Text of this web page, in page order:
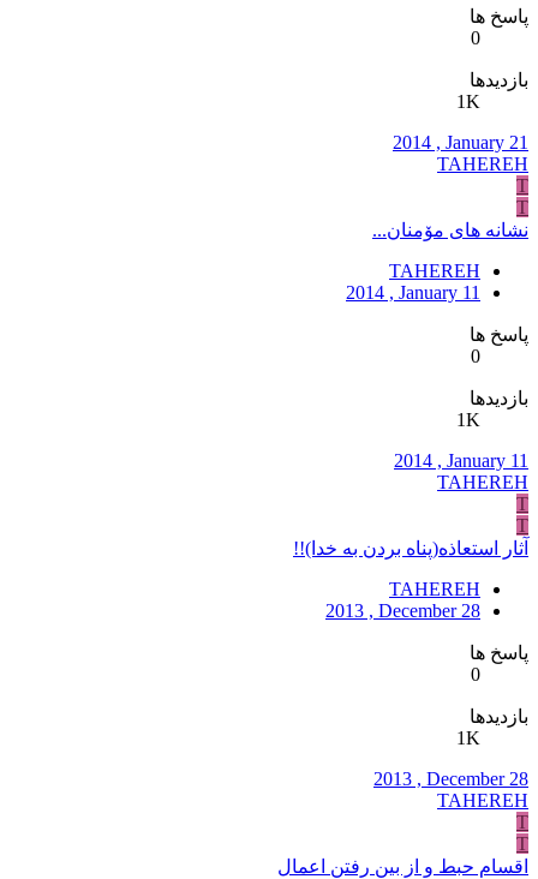
پاسخ ها
0
بازدیدها
1K
2014 , January 21
TAHEREH
T
T
نشانه های مۆمنان...
TAHEREH
2014 , January 11
پاسخ ها
0
بازدیدها
1K
2014 , January 11
TAHEREH
T
T
آثار استعاذه(پناه بردن به خدا)!!
TAHEREH
2013 , December 28
پاسخ ها
0
بازدیدها
1K
2013 , December 28
TAHEREH
T
T
اقسام حبط و از بین رفتن اعمال